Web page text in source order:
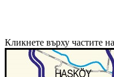
Кликнете върху частите